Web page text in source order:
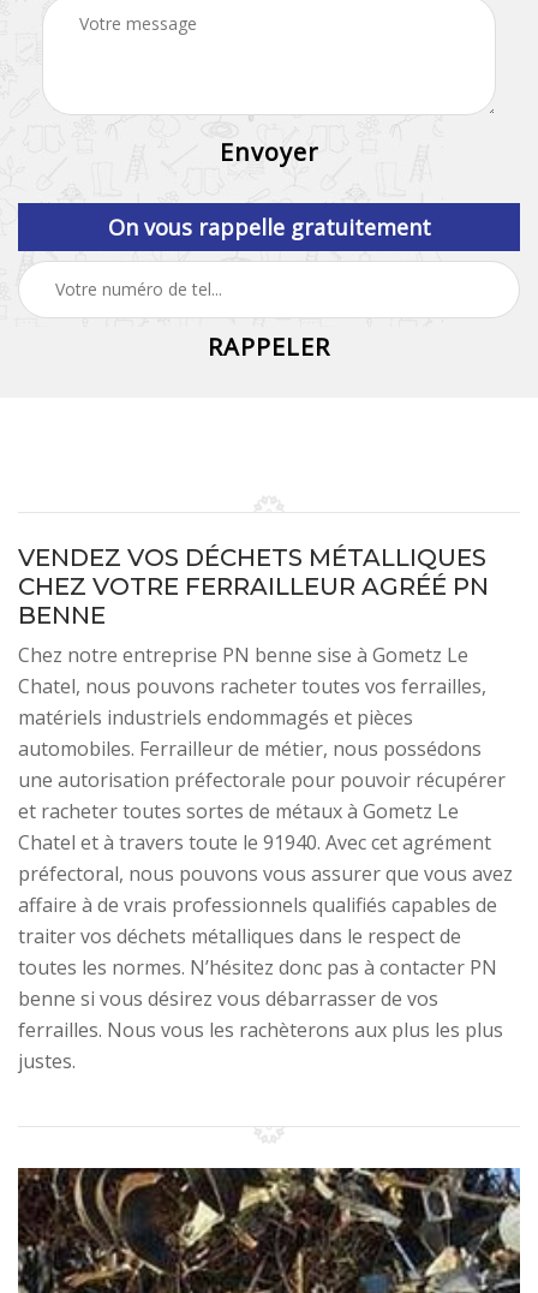
On vous rappelle gratuitement
VENDEZ VOS DÉCHETS MÉTALLIQUES
CHEZ VOTRE FERRAILLEUR AGRÉÉ PN
BENNE
Chez notre entreprise PN benne sise à Gometz Le
Chatel, nous pouvons racheter toutes vos ferrailles,
matériels industriels endommagés et pièces
automobiles. Ferrailleur de métier, nous possédons
une autorisation préfectorale pour pouvoir récupérer
et racheter toutes sortes de métaux à Gometz Le
Chatel et à travers toute le 91940. Avec cet agrément
préfectoral, nous pouvons vous assurer que vous avez
affaire à de vrais professionnels qualifiés capables de
traiter vos déchets métalliques dans le respect de
toutes les normes. N’hésitez donc pas à contacter PN
benne si vous désirez vous débarrasser de vos
ferrailles. Nous vous les rachèterons aux plus les plus
justes.